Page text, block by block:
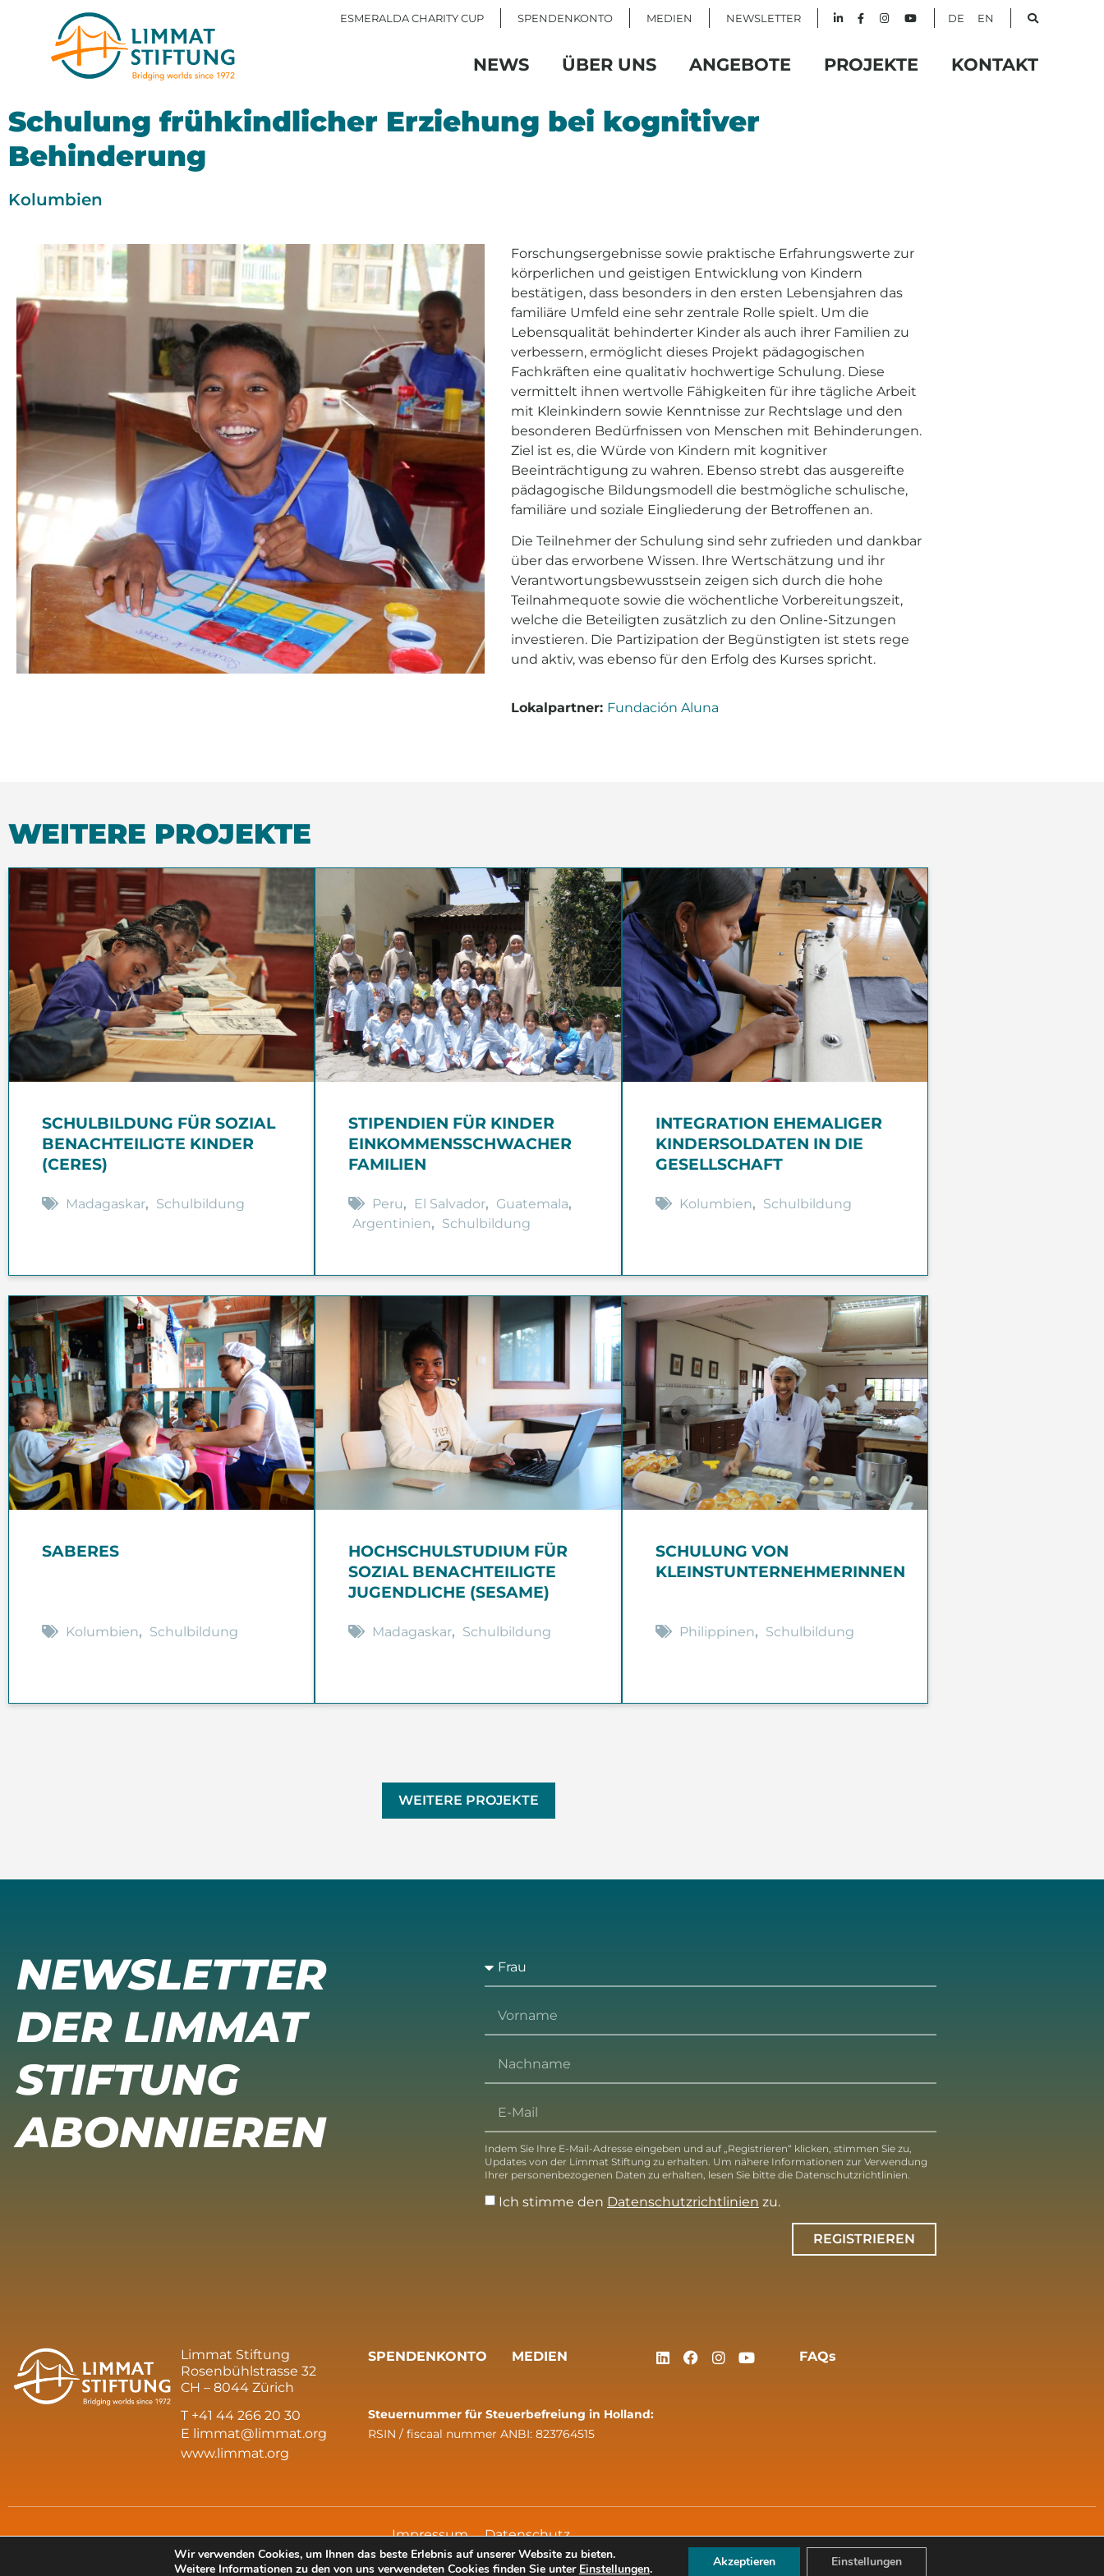
ESMERALDA CHARITY CUP SPENDENKONTO MEDIEN NEWSLETTER DE EN
NEWS ÜBER UNS ANGEBOTE PROJEKTE KONTAKT
Schulung frühkindlicher Erziehung bei kognitiver
Behinderung
Kolumbien
Forschungsergebnisse sowie praktische Erfahrungswerte zur
körperlichen und geistigen Entwicklung von Kindern
bestätigen, dass besonders in den ersten Lebensjahren das
familiäre Umfeld eine sehr zentrale Rolle spielt. Um die
Lebensqualität behinderter Kinder als auch ihrer Familien zu
verbessern, ermöglicht dieses Projekt pädagogischen
Fachkräften eine qualitativ hochwertige Schulung. Diese
vermittelt ihnen wertvolle Fähigkeiten für ihre tägliche Arbeit
mit Kleinkindern sowie Kenntnisse zur Rechtslage und den
besonderen Bedürfnissen von Menschen mit Behinderungen.
Ziel ist es, die Würde von Kindern mit kognitiver
Beeinträchtigung zu wahren. Ebenso strebt das ausgereifte
pädagogische Bildungsmodell die bestmögliche schulische,
familiäre und soziale Eingliederung der Betroffenen an.
Die Teilnehmer der Schulung sind sehr zufrieden und dankbar
über das erworbene Wissen. Ihre Wertschätzung und ihr
Verantwortungsbewusstsein zeigen sich durch die hohe
Teilnahmequote sowie die wöchentliche Vorbereitungszeit,
welche die Beteiligten zusätzlich zu den Online-Sitzungen
investieren. Die Partizipation der Begünstigten ist stets rege
und aktiv, was ebenso für den Erfolg des Kurses spricht.
Lokalpartner: Fundación Aluna
WEITERE PROJEKTE
SCHULBILDUNG FÜR SOZIAL
BENACHTEILIGTE KINDER
(CERES)
Madagaskar, Schulbildung
STIPENDIEN FÜR KINDER
EINKOMMENSSCHWACHER
FAMILIEN
Peru, El Salvador, Guatemala,
Argentinien, Schulbildung
INTEGRATION EHEMALIGER
KINDERSOLDATEN IN DIE
GESELLSCHAFT
Kolumbien, Schulbildung
SABERES
Kolumbien, Schulbildung
HOCHSCHULSTUDIUM FÜR
SOZIAL BENACHTEILIGTE
JUGENDLICHE (SESAME)
Madagaskar, Schulbildung
SCHULUNG VON
KLEINSTUNTERNEHMERINNEN
Philippinen, Schulbildung
WEITERE PROJEKTE
NEWSLETTER
DER LIMMAT
STIFTUNG
ABONNIEREN
Indem Sie Ihre E-Mail-Adresse eingeben und auf „Registrieren“ klicken, stimmen Sie zu,
Updates von der Limmat Stiftung zu erhalten. Um nähere Informationen zur Verwendung
Ihrer personenbezogenen Daten zu erhalten, lesen Sie bitte die Datenschutzrichtlinien.
Ich stimme den Datenschutzrichtlinien zu.
REGISTRIEREN
Limmat Stiftung
Rosenbühlstrasse 32
CH – 8044 Zürich
T +41 44 266 20 30
E limmat@limmat.org
www.limmat.org
SPENDENKONTO MEDIEN FAQs
Steuernummer für Steuerbefreiung in Holland:
RSIN / fiscaal nummer ANBI: 823764515
Impressum
Datenschutz
Wir verwenden Cookies, um Ihnen das beste Erlebnis auf unserer Website zu bieten.
Weitere Informationen zu den von uns verwendeten Cookies finden Sie unter Einstellungen. Akzeptieren Einstellungen